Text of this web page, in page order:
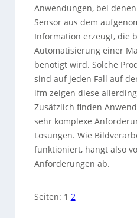
Anwendungen, bei
Sensor aus dem
Information erzeugt, die
Automatisierung einer
benötigt wird. Solche
sind auf jeden Fall auf
ifm zeigen diese
Zusätzlich finden
sehr komplexe
Lösungen. Wie
funktioniert, hängt also
Anforderungen ab.
Seiten: 1 2